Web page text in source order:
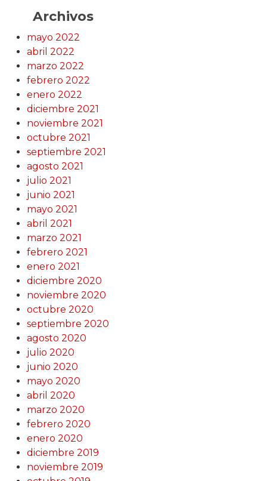
Archivos
mayo 2022
abril 2022
marzo 2022
febrero 2022
enero 2022
diciembre 2021
noviembre 2021
octubre 2021
septiembre 2021
agosto 2021
julio 2021
junio 2021
mayo 2021
abril 2021
marzo 2021
febrero 2021
enero 2021
diciembre 2020
noviembre 2020
octubre 2020
septiembre 2020
agosto 2020
julio 2020
junio 2020
mayo 2020
abril 2020
marzo 2020
febrero 2020
enero 2020
diciembre 2019
noviembre 2019